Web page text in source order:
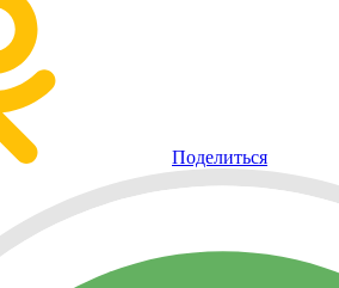
Поделиться